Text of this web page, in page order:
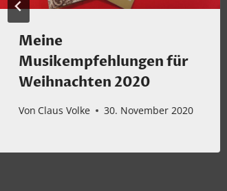
Meine
Musikempfehlungen für
Weihnachten 2020
Von Claus Volke 30. November 2020